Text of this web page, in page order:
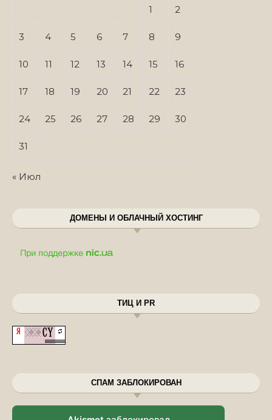
1 2
3 4 5 6 7 8 9
10 11 12 13 14 15 16
17 18 19 20 21 22 23
24 25 26 27 28 29 30
31
« Июл
ДОМЕНЫ И ОБЛАЧНЫЙ ХОСТИНГ
ТИЦ И PR
СПАМ ЗАБЛОКИРОВАН